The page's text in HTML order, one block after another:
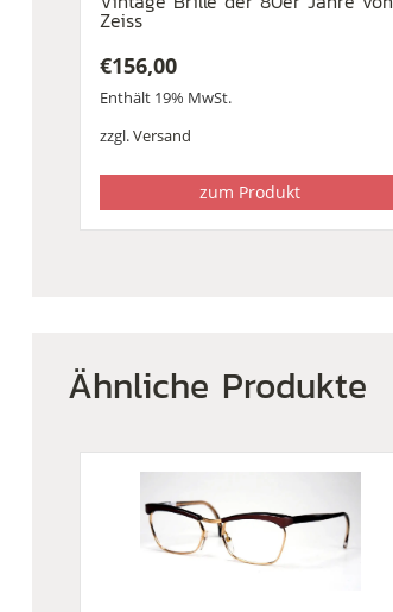
Zeiss
€156,00
Enthält 19% MwSt.
zzgl.Versand
zum Produkt
Ähnliche Produkte